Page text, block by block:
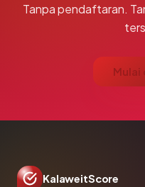
Tanpa pendaftaran.
Mulai
KalaweitScore